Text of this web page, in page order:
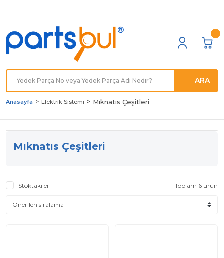
ARA
Anasayfa Elektrik Sistemi Mıknatıs Çeşitleri
Mıknatıs Çeşitleri
Stoktakiler Toplam 6 ürün